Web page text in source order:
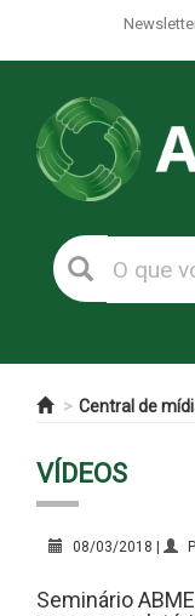
Central de
VÍDEOS
08/03/2018 |
Seminário